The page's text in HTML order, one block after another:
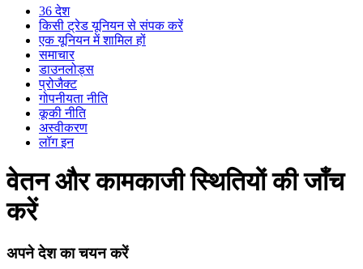
36 देश
किसी ट्रेड यूनियन से संपक करें
एक यूनियन में शामिल हों
समाचार
डाउनलोड्स
प्रोजैक्ट
गोपनीयता नीति
कूकी नीति
अस्वीकरण
लॉग इन
वेतन और कामकाजी स्थितियों की जाँच
करें
अपने देश का चयन करें